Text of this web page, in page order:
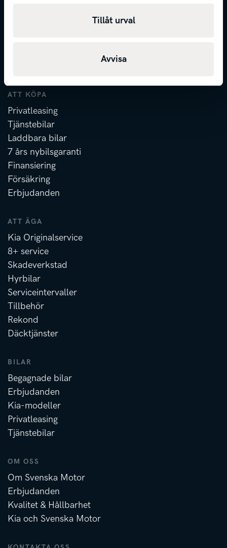
Tillåt urval
Avvisa
FÖLJ SVENSKA MOTOR
ATT KÖPA
Privatleasing
Tjänstebilar
Laddbara bilar
7 års nybilsgaranti
Finansiering
Försäkring
Erbjudanden
ATT ÄGA
Kia Originalservice
8+ service
Skadeverkstad
Hyrbilar
Serviceintervaller
Tillbehör
Rekond
Däcktjänster
BILAR
Begagnade bilar
Erbjudanden
Kia-modeller
Privatleasing
Tjänstebilar
OM OSS
Om Svenska Motor
Erbjudanden
Kvalitet & Hållbarhet
Kia och Svenska Motor